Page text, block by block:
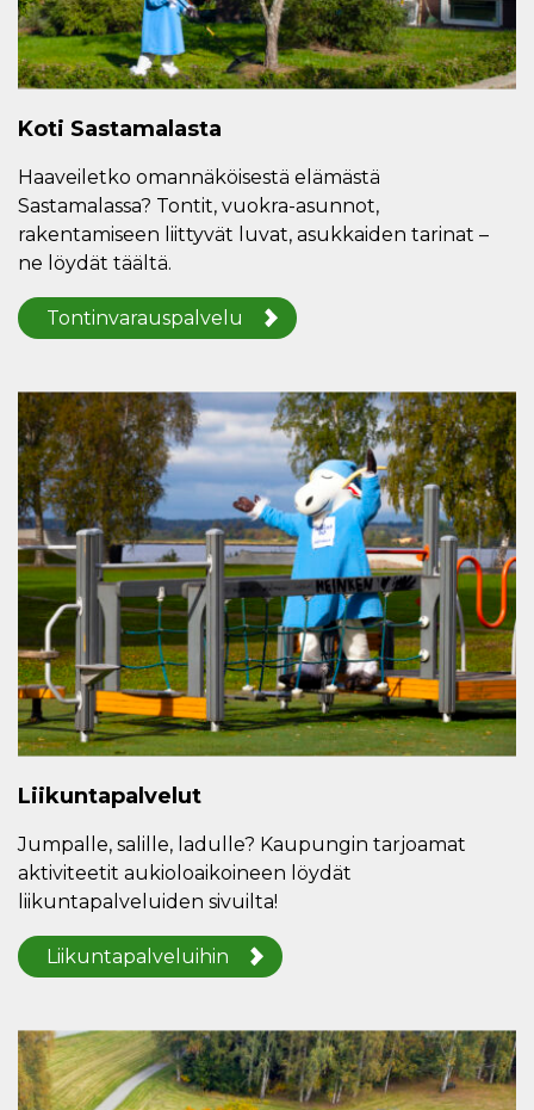
Koti Sastamalasta
Haaveiletko omannäköisestä elämästä
Sastamalassa? Tontit, vuokra-asunnot,
rakentamiseen liittyvät luvat, asukkaiden tarinat –
ne löydät täältä.
Tontinvarauspalvelu
Liikuntapalvelut
Jumpalle, salille, ladulle? Kaupungin tarjoamat
aktiviteetit aukioloaikoineen löydät
liikuntapalveluiden sivuilta!
Liikuntapalveluihin